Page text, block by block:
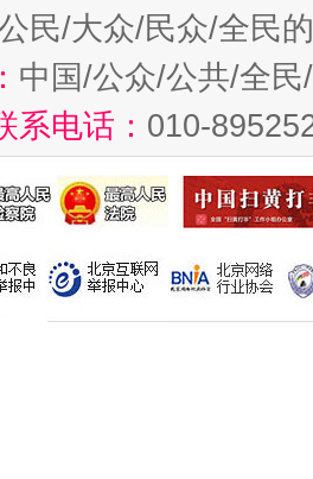
民/大众/民众/全民
中国/公众/公共/全
电话： 010-